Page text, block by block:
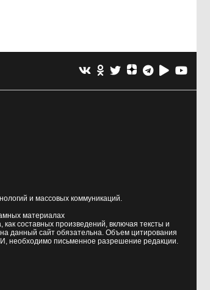
и массовых коммуникаций.
материалах
составных произведений, включая тексты и
данный сайт обязательна. Объем цитирования
необходимо письменное разрешение редакции.